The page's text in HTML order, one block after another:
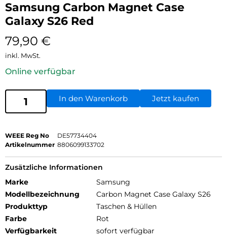
Samsung Carbon Magnet Case
Galaxy S26 Red
79,90 €
inkl. MwSt.
Online verfügbar
In den Warenkorb Jetzt kaufen
WEEE Reg No
DE57734404
Artikelnummer 8806099133702
Zusätzliche Informationen
Marke
Samsung
Modellbezeichnung
Carbon Magnet Case Galaxy S26
Produkttyp
Taschen & Hüllen
Farbe
Rot
Verfügbarkeit
sofort verfügbar